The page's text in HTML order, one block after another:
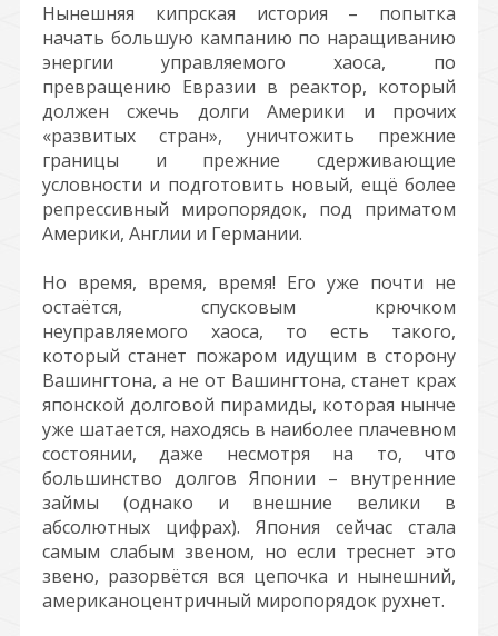
Нынешняя кипрская история – попытка
начать большую кампанию по наращиванию
энергии управляемого хаоса, по
превращению Евразии в реактор, который
должен сжечь долги Америки и прочих
«развитых стран», уничтожить прежние
границы и прежние сдерживающие
условности и подготовить новый, ещё более
репрессивный миропорядок, под приматом
Америки, Англии и Германии.
Но время, время, время! Его уже почти не
остаётся, спусковым крючком
неуправляемого хаоса, то есть такого,
который станет пожаром идущим в сторону
Вашингтона, а не от Вашингтона, станет крах
японской долговой пирамиды, которая нынче
уже шатается, находясь в наиболее плачевном
состоянии, даже несмотря на то, что
большинство долгов Японии – внутренние
займы (однако и внешние велики в
абсолютных цифрах). Япония сейчас стала
самым слабым звеном, но если треснет это
звено, разорвётся вся цепочка и нынешний,
американоцентричный миропорядок рухнет.